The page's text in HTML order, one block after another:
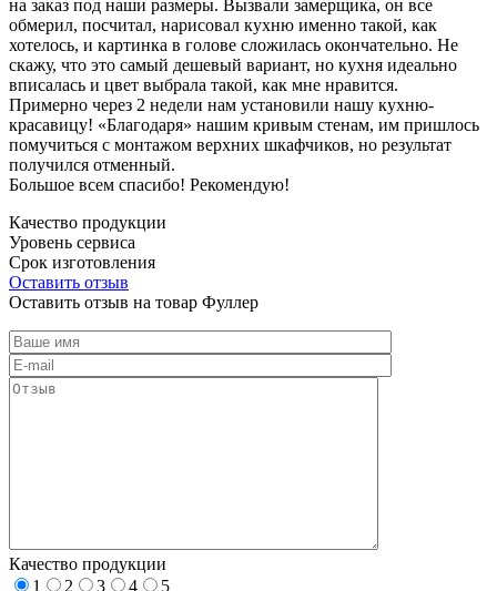
на заказ под наши размеры. Вызвали замерщика, он все
обмерил, посчитал, нарисовал кухню именно такой, как
хотелось, и картинка в голове сложилась окончательно. Не
скажу, что это самый дешевый вариант, но кухня идеально
вписалась и цвет выбрала такой, как мне нравится.
Примерно через 2 недели нам установили нашу кухню-
красавицу! «Благодаря» нашим кривым стенам, им пришлось
помучиться с монтажом верхних шкафчиков, но результат
получился отменный.
Большое всем спасибо! Рекомендую!
Качество продукции
Уровень сервиса
Срок изготовления
Оставить отзыв
Оставить отзыв на товар Фуллер
Качество продукции
1
2 3 4
5